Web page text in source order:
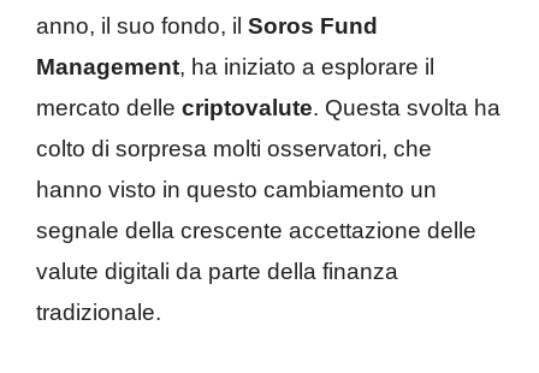
anno, il suo fondo, il Soros Fund
Management, ha iniziato a esplorare il
mercato delle criptovalute. Questa svolta ha
colto di sorpresa molti osservatori, che
hanno visto in questo cambiamento un
segnale della crescente accettazione delle
valute digitali da parte della finanza
tradizionale.